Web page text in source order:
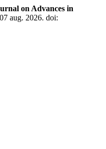
on Advances in
aug. 2026. doi: